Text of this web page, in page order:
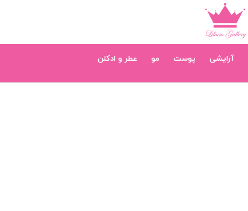
آرایشی پوست مو عطر و ادکلن